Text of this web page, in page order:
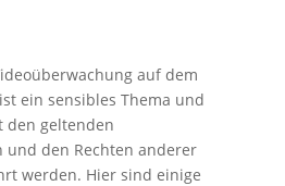
auf dem
ein sensibles Thema und
den geltenden
und den Rechten anderer
werden. Hier sind einige